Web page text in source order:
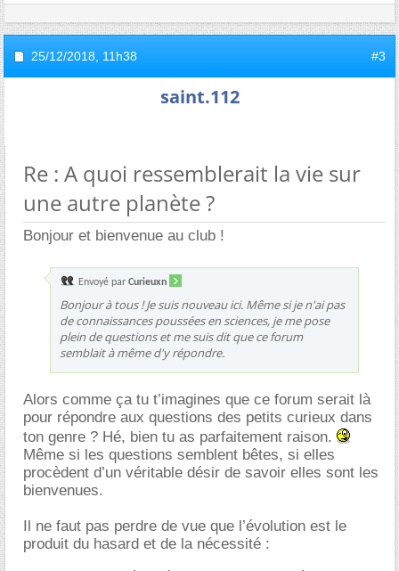
25/12/2018, 11h38 #3
saint.112
Re : A quoi ressemblerait la vie sur
une autre planète ?
Bonjour et bienvenue au club !
Envoyé par Curieuxn
Bonjour à tous ! Je suis nouveau ici. Même si je n'ai pas
de connaissances poussées en sciences, je me pose
plein de questions et me suis dit que ce forum
semblait à même d'y répondre.
Alors comme ça tu t’imagines que ce forum serait là
pour répondre aux questions des petits curieux dans
ton genre ? Hé, bien tu as parfaitement raison.
Même si les questions semblent bêtes, si elles
procèdent d’un véritable désir de savoir elles sont les
bienvenues.
Il ne faut pas perdre de vue que l’évolution est le
produit du hasard et de la nécessité :